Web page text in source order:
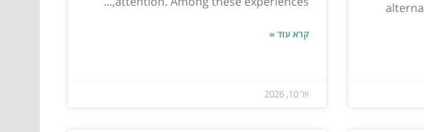
קרא עוד »
יול 10, 2026